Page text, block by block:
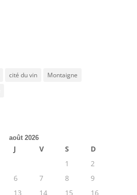
cité du vin
Montaigne
août 2026
J V S
D
1
2
6 7 8
9
13 14 15
16